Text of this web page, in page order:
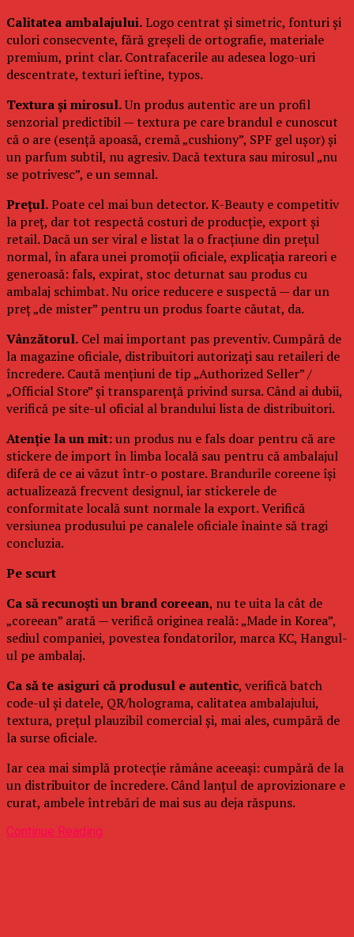
Calitatea ambalajului.Logo centrat și simetric, fonturi și
culori consecvente, fără greșeli de ortografie, materiale
premium, print clar. Contrafacerile au adesea logo-uri
descentrate, texturi ieftine, typos.
Textura și mirosul.Un produs autentic are un profil
senzorial predictibil — textura pe care brandul e cunoscut
că o are (esență apoasă, cremă „cushiony”, SPF gel ușor) și
un parfum subtil, nu agresiv. Dacă textura sau mirosul „nu
se potrivesc”, e un semnal.
Prețul.Poate cel mai bun detector. K-Beauty e competitiv
la preț, dar tot respectă costuri de producție, export și
retail. Dacă un ser viral e listat la o fracțiune din prețul
normal, în afara unei promoții oficiale, explicația rareori e
generoasă: fals, expirat, stoc deturnat sau produs cu
ambalaj schimbat. Nu orice reducere e suspectă — dar un
preț „de mister” pentru un produs foarte căutat, da.
Vânzătorul. Cel mai important pas preventiv. Cumpără de
la magazine oficiale, distribuitori autorizați sau retaileri de
încredere. Caută mențiuni de tip „Authorized Seller” /
„Official Store” și transparență privind sursa. Când ai dubii,
verifică pe site-ul oficial al brandului lista de distribuitori.
Atenție la un mit:un produs nu e fals doar pentru că are
stickere de import în limba locală sau pentru că ambalajul
diferă de ce ai văzut într-o postare. Brandurile coreene își
actualizează frecvent designul, iar stickerele de
conformitate locală sunt normale la export. Verifică
versiunea produsului pe canalele oficiale înainte să tragi
concluzia.
Pe scurt
Ca să recunoști un brand coreean, nu te uita la cât de
„coreean” arată — verifică originea reală: „Made in Korea”,
sediul companiei, povestea fondatorilor, marca KC, Hangul-
ul pe ambalaj.
Ca să te asiguri că produsul e autentic, verifică batch
code-ul și datele, QR/holograma, calitatea ambalajului,
textura, prețul plauzibil comercial și, mai ales, cumpără de
la surse oficiale.
Iar cea mai simplă protecție rămâne aceeași: cumpără de la
un distribuitor de încredere. Când lanțul de aprovizionare e
curat, ambele întrebări de mai sus au deja răspuns.
Continue Reading